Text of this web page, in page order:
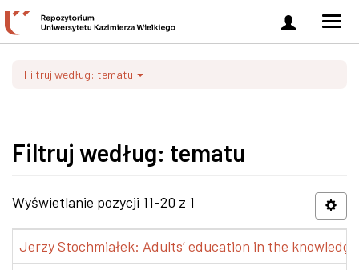
Zaloguj
się
Filtruj według: tematu
Filtruj według: tematu
Wyświetlanie pozycji 11-20 z 1
Jerzy Stochmiałek: Adults’ education in the